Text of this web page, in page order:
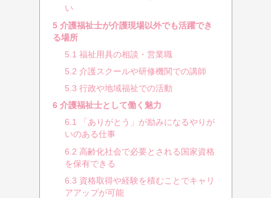
い
5介護福祉士が介護現場以外でも活躍でき
る場所
5.1 福祉用具の相談・営業職
5.2 介護スクールや研修機関での講師
5.3 行政や地域福祉での活動
6介護福祉士として働く魅力
6.1 「ありがとう」が励みになるやりが
いのある仕事
6.2 高齢化社会で必要とされる国家資格
を保有できる
6.3 資格取得や経験を積むことでキャリ
アアップが可能